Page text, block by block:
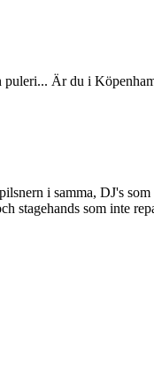
Är du i
i samma, DJ's
stagehands som inte